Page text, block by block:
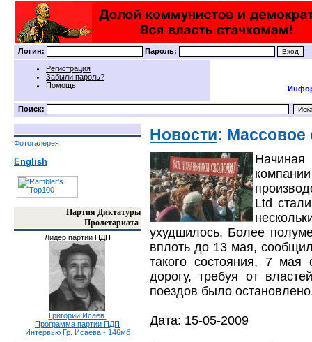
Логин: Пароль:
Регистрация
Забыли пароль?
Помощь
Поиск:
Фотогалерея
English
Партия Диктатуры
Пролетариата
Лидер партии ПДП
Григорий Исаев.
Программа партии ПДП
Интервью Гр. Исаева - 146мб
Новости: Массовое
Ltd
ухудшилось. Более
вплоть до 13 мая,
такого состояния, 7 мая
дорогу, требуя от
поездов было
Дата: 15-05-2009